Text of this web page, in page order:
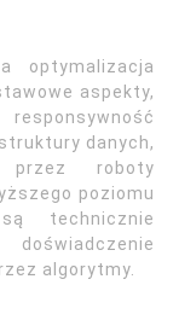
optymalizacja
aspekty,
danych,
przez roboty
poziomu
technicznie
algorytmy.